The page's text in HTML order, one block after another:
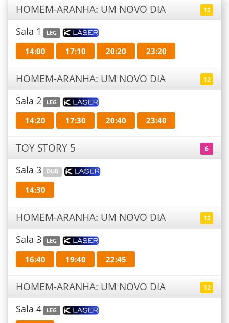
HOMEM-ARANHA: UM NOVO DIA 12
Sala 1 LEG
14:00 17:10 20:20 23:20
HOMEM-ARANHA: UM NOVO DIA 12
Sala 2 LEG
14:20 17:30 20:40 23:40
TOY STORY 5 6
Sala 3 DUB
14:30
HOMEM-ARANHA: UM NOVO DIA 12
Sala 3 LEG
16:40 19:40 22:45
HOMEM-ARANHA: UM NOVO DIA 12
Sala 4 LEG